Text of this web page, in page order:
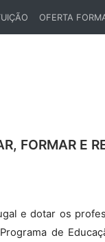
OFERTA
FORMAR E
e dotar os
de